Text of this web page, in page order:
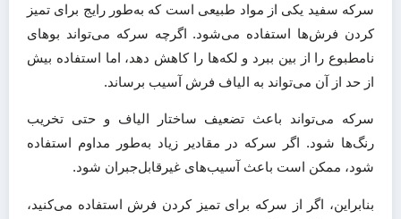
سرکه سفید یکی از مواد طبیعی است که به‌طور رایج برای تمیز
کردن فرش‌ها استفاده می‌شود. اگرچه سرکه می‌تواند بوهای
نامطبوع را از بین ببرد و لکه‌ها را کاهش دهد، اما استفاده بیش
از حد از آن می‌تواند به الیاف فرش آسیب برساند.
سرکه می‌تواند باعث تضعیف ساختار الیاف و حتی تخریب
رنگ‌ها شود. اگر سرکه در مقادیر زیاد به‌طور مداوم استفاده
شود، ممکن است باعث آسیب‌های غیرقابل‌جبران شود.
بنابراین، اگر از سرکه برای تمیز کردن فرش استفاده می‌کنید،